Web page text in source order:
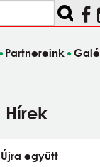
Partnereink
Hírek
Újra együtt